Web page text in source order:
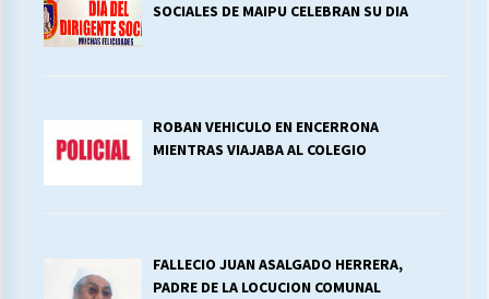
SOCIALES DE MAIPU CELEBRAN SU DIA
ROBAN VEHICULO EN ENCERRONA
MIENTRAS VIAJABA AL COLEGIO
FALLECIO JUAN ASALGADO HERRERA,
PADRE DE LA LOCUCION COMUNAL